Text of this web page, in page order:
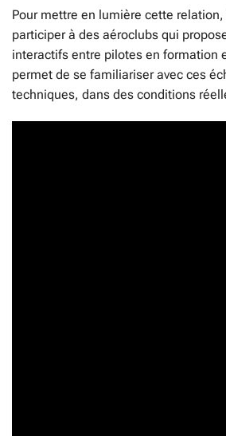
Pour mettre en lumière cette
participer à des aéroclubs qui
interactifs entre pilotes en formation
permet de se familiariser avec ces
techniques, dans des conditions